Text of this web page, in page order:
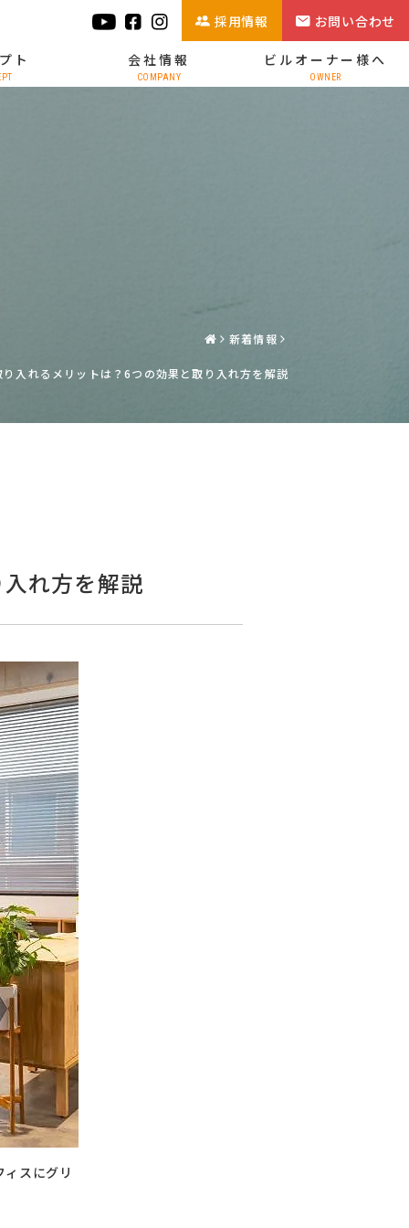
採用情報 お問い合わせ
ト 会社情報
COMPANY
ビルオーナー様へ
OWNER
新着情報
入れるメリットは？6つの効果と取り入れ方を解説
れ方を解説
スにグリ